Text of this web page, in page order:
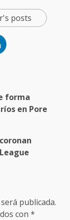
posts
forma
en Pore
publicada.
con *